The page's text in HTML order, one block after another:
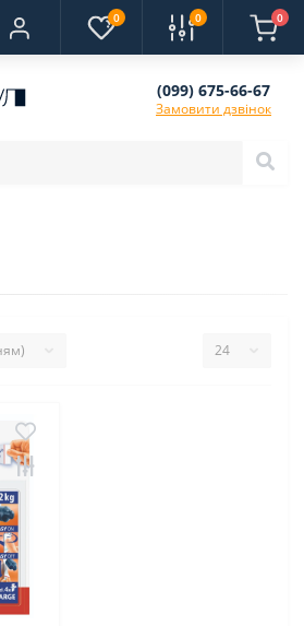
0 0 0
(099) 675-66-67
Замовити дзвінок